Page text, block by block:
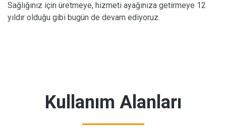
Sağlığınız için üretmeye, hizmeti ayağınıza getirmeye 12
yıldır olduğu gibi bugün de devam ediyoruz.
Kullanım Alanları